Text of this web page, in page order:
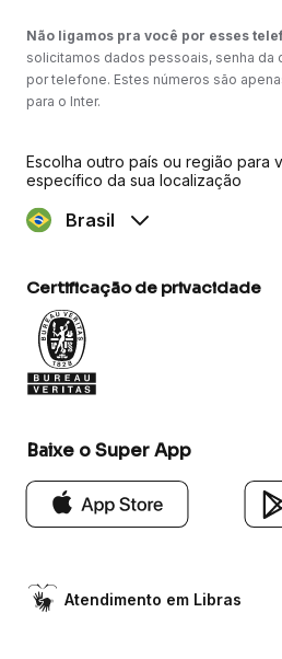
Não ligamos pra você por esses
solicitamos dados pessoais, senha da
por telefone. Estes números são
para o Inter.
Escolha outro país ou região para
específico da sua localização
Brasil
Certificação de privacidade
Baixe o Super App
Atendimento em Libras